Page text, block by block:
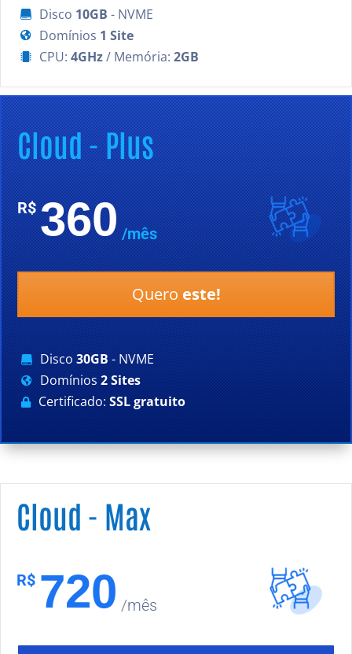
 Disco 10GB - NVME
 Domínios 1 Site
 CPU: 4GHz/ Memória: 2GB
Cloud - Plus
R$ 360 /mês
Quero este!
 Disco 30GB - NVME
 Domínios 2 Sites
 Certificado: SSL gratuito
Cloud - Max
R$ 720 /mês